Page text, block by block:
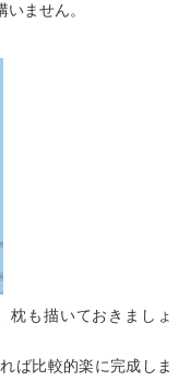
ません。
枕も描いておきましょ
ば比較的楽に完成しま